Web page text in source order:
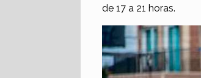
de 17 a 21 horas.